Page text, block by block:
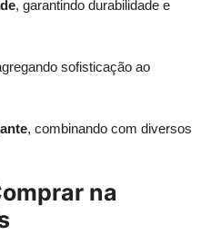
, garantindo durabilidade e
sofisticação ao
, combinando com diversos
na